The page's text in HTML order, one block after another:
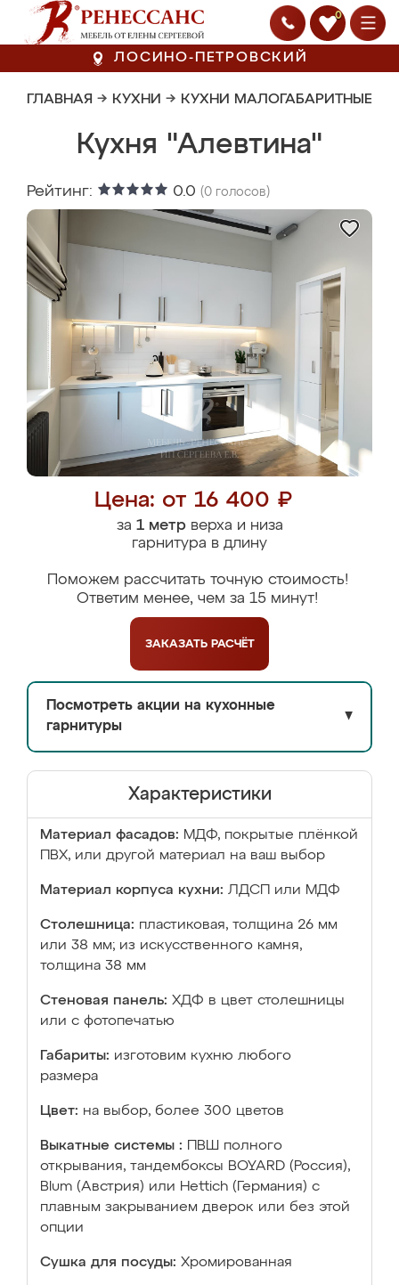
0
ЛОСИНО-ПЕТРОВСКИЙ
ГЛАВНАЯ → КУХНИ → КУХНИ МАЛОГАБАРИТНЫЕ
Кухня "Алевтина"
Рейтинг: 0.0 (0 голосов)
Цена: от 16 400 ₽
за 1 метрверха и низа
гарнитура в длину
Поможем рассчитать точную стоимость!
Ответим менее, чем за 15 минут!
ЗАКАЗАТЬ РАСЧЁТ
Посмотреть акции на кухонные
гарнитуры
▼
Характеристики
Материал фасадов: МДФ, покрытые плёнкой
ПВХ, или другой материал на ваш выбор
Материал корпуса кухни: ЛДСП или МДФ
Столешница: пластиковая, толщина 26 мм
или 38 мм; из искусственного камня,
толщина 38 мм
Стеновая панель: ХДФ в цвет столешницы
или с фотопечатью
Габариты: изготовим кухню любого
размера
Цвет: на выбор, более 300 цветов
Выкатные системы :
ПВШ полного
открывания, тандембоксы BOYARD (Россия),
Blum (Австрия) или Hettich (Германия) с
плавным закрыванием дверок или без этой
опции
Сушка для посуды: Хромированная